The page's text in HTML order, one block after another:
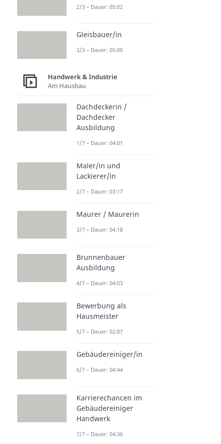
2/3 – Dauer: 05:02
Gleisbauer/in
3/3 – Dauer: 05:00
Handwerk & Industrie
Am Hausbau
Dachdeckerin /
Dachdecker
Ausbildung
1/7 – Dauer: 04:01
Maler/in und
Lackierer/in
2/7 – Dauer: 03:17
Maurer / Maurerin
3/7 – Dauer: 04:18
Brunnenbauer
Ausbildung
4/7 – Dauer: 04:03
Bewerbung als
Hausmeister
5/7 – Dauer: 02:07
Gebäudereiniger/in
6/7 – Dauer: 04:44
Karrierechancen im
Gebäudereiniger
Handwerk
7/7 – Dauer: 04:36